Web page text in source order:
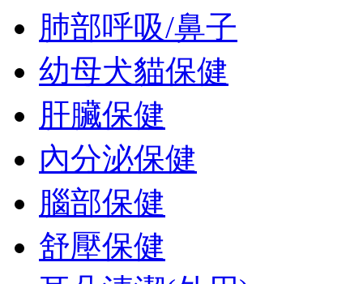
肺部呼吸/鼻子
幼母犬貓保健
肝臟保健
內分泌保健
腦部保健
舒壓保健